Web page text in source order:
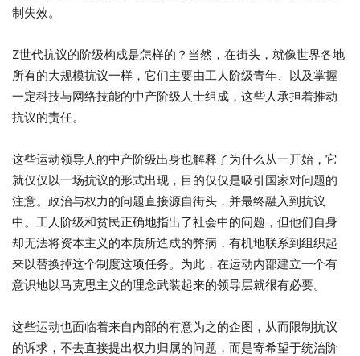
制失效。
Z世代抗议的阶级构成是怎样的？当然，在街头，就像世界各地
所有的大规模抗议一样，它们主要由工人阶级青年、以及掌握
一定科技与网络技能的中产阶级人士组成，这些人承担着推动
抗议的责任。
这些运动领导人的中产阶级出身也解释了为什么从一开始，它
就仅仅以一场抗议的形式出现，目的仅仅是吸引国家对问题的
注意。政治与权力的问题直接源自街头，并最终融入到抗议
中。工人阶级和贫民正确地指出了社会中的问题，但他们自身
却无法将资本主义的本质所造成的弊病，有机地联系到组织起
来以替换掉这个制度这项任务。为此，在运动内部建立一个有
意识地以马克思主义的理念武装起来的领导层就很有必要。
这些运动也面临着来自内部的有意为之的企图，从而限制抗议
的诉求，不去直接提出权力归属的问题，而是寄希望于统治阶